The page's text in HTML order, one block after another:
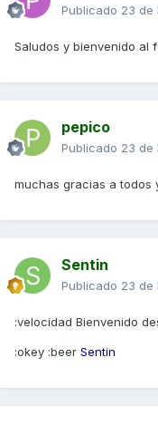
Publicado 23 de
Saludos y bienvenido al
pepico
Publicado 23 de
muchas gracias a todos
Sentin
Publicado 23 de
:velocidad Bienvenido
:okey :beer Sentin